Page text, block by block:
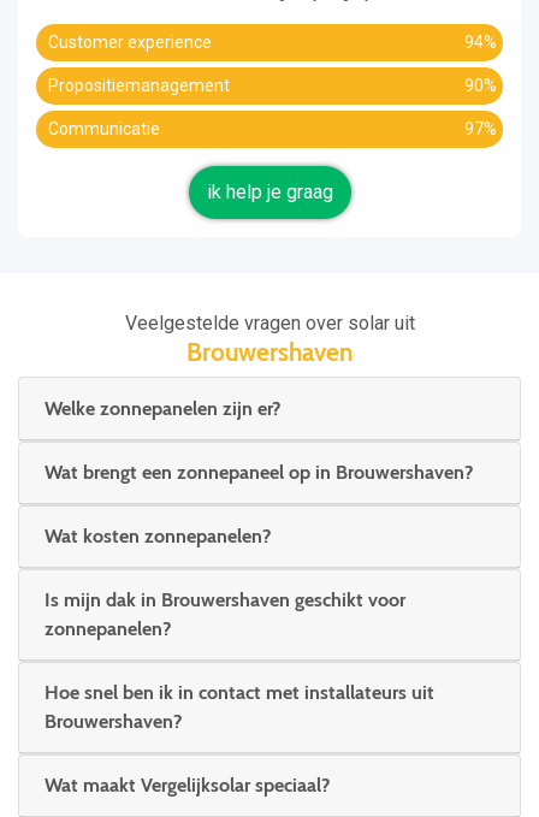
Customer experience 94%
Propositiemanagement 90%
Communicatie 97%
ik help je graag
Veelgestelde vragen over solar uit
Brouwershaven
Welke zonnepanelen zijn er?
Wat brengt een zonnepaneel op in Brouwershaven?
Wat kosten zonnepanelen?
Is mijn dak in Brouwershaven geschikt voor
zonnepanelen?
Hoe snel ben ik in contact met installateurs uit
Brouwershaven?
Wat maakt Vergelijksolar speciaal?